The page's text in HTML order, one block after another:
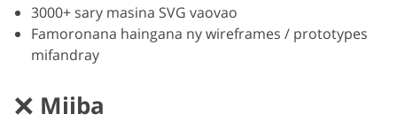
3000+ sary masina SVG vaovao
Famoronana haingana ny wireframes / prototypes
mifandray
Miiba